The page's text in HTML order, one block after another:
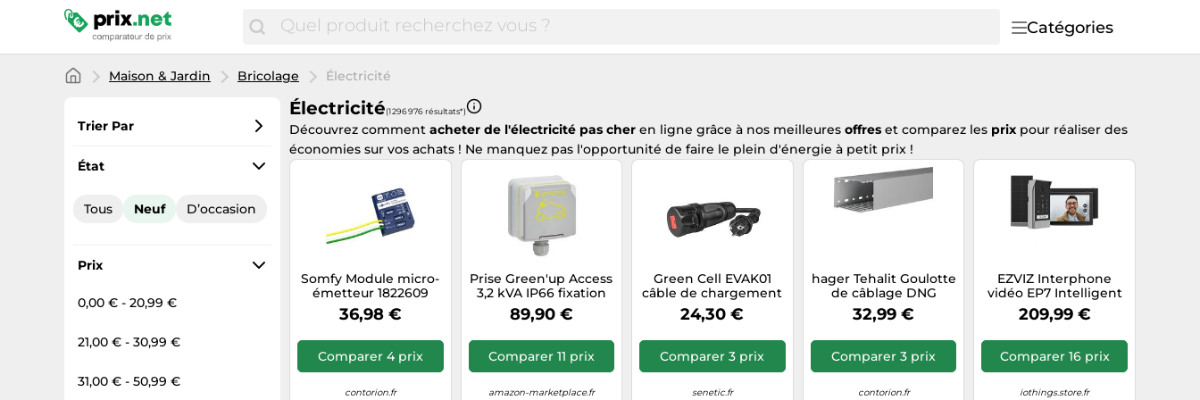
Catégories
Maison & Jardin Bricolage Électricité
Trier Par
Préférés
Prix total
État
Tous Neuf D’occasion
Prix
0,00 € - 20,99 €
21,00 € - 30,99 €
31,00 € - 50,99 €
Électricité(1 296 976 résultats*)
Découvrez comment acheter de l'électricité pas cher en ligne grâce à nos meilleures offres et comparez les prix pour réaliser des
économies sur vos achats ! Ne manquez pas l'opportunité de faire le plein d'énergie à petit prix !
Somfy Module micro-
émetteur 1822609
IZYMO IO-
homecontrol
36,98 €
Comparer 4 prix
contorion.fr
Prise Green'up Access
3,2 kVA IP66 fixation
saillie (090471)
89,90 €
Comparer 11 prix
amazon-marketplace.fr
Green Cell EVAK01
câble de chargement
de véhicules
électriques Noir Type 1
24,30 €
Comparer 3 prix
senetic.fr
hager Tehalit Goulotte
de câblage DNG
100075 gr Quantité:2
32,99 €
Comparer 3 prix
contorion.fr
EZVIZ Interphone
vidéo EP7 Intelligent
209,99 €
Comparer 16 prix
iothings.store.fr